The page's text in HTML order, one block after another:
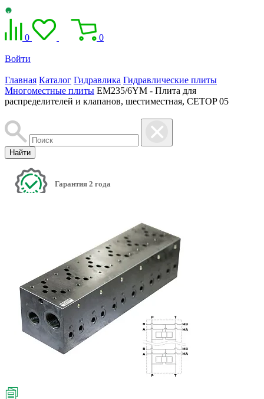
0 0
Войти
Главная Каталог Гидравлика Гидравлические плиты
Многоместные плиты EM235/6YM - Плита для
распределителей и клапанов, шестиместная, CETOP 05
Найти
Гарантия 2 года